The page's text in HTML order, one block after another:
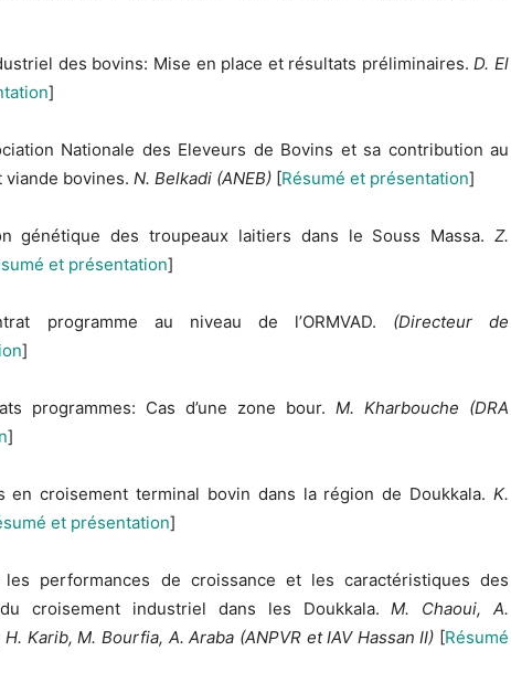
des bovins: Mise en place et résultats préliminaires.D. El
]
Nationale des Eleveurs de Bovins et sa contribution au
bovines. N. Belkadi (ANEB) [Résumé et présentation]
génétique des troupeaux laitiers dans le Souss Massa. Z.
et présentation]
programme au niveau de l’ORMVAD. (Directeur de
]
programmes: Cas d’une zone bour. M. Kharbouche (DRA
]
en croisement terminal bovin dans la région de Doukkala. K.
et présentation]
performances de croissance et les caractéristiques des
croisement industriel dans les Doukkala.M. Chaoui, A.
Karib, M. Bourfia, A. Araba (ANPVR et IAV Hassan II) [Résumé